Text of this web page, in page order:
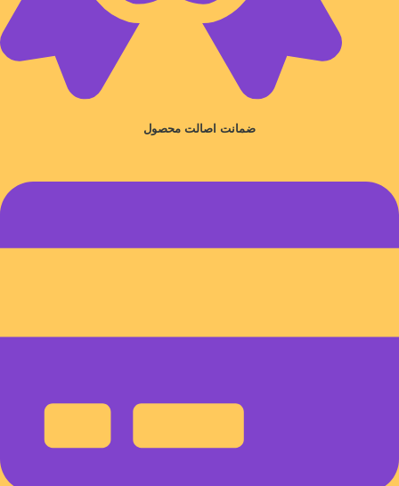
ضمانت اصالت محصول